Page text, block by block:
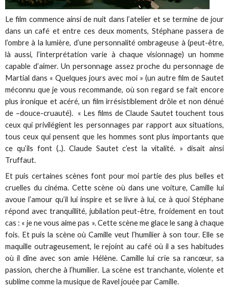
Le film commence ainsi de nuit dans l’atelier et se termine de jour
dans un café et entre ces deux moments, Stéphane passera de
l’ombre à la lumière, d’une personnalité ombrageuse à (peut-être,
là aussi, l’interprétation varie à chaque visionnage) un homme
capable d’aimer. Un personnage assez proche du personnage de
Martial dans « Quelques jours avec moi » (un autre film de Sautet
méconnu que je vous recommande, où son regard se fait encore
plus ironique et acéré, un film irrésistiblement drôle et non dénué
de –douce-cruauté). « Les films de Claude Sautet touchent tous
ceux qui privilégient les personnages par rapport aux situations,
tous ceux qui pensent que les hommes sont plus importants que
ce qu’ils font (..). Claude Sautet c’est la vitalité. » disait ainsi
Truffaut.
Et puis certaines scènes font pour moi partie des plus belles et
cruelles du cinéma. Cette scène où dans une voiture, Camille lui
avoue l’amour qu’il lui inspire et se livre à lui, ce à quoi Stéphane
répond avec tranquillité, jubilation peut-être, froidement en tout
cas : « je ne vous aime pas ». Cette scène me glace le sang à chaque
fois. Et puis la scène où Camille veut l’humilier à son tour. Elle se
maquille outrageusement, le rejoint au café où il a ses habitudes
où il dîne avec son amie Hélène. Camille lui crie sa rancœur, sa
passion, cherche à l’humilier. La scène est tranchante, violente et
sublime comme la musique de Ravel jouée par Camille.